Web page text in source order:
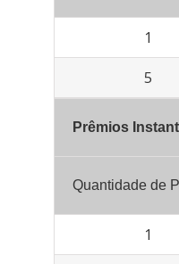
1
5
Prêmios
Quantidade de
1